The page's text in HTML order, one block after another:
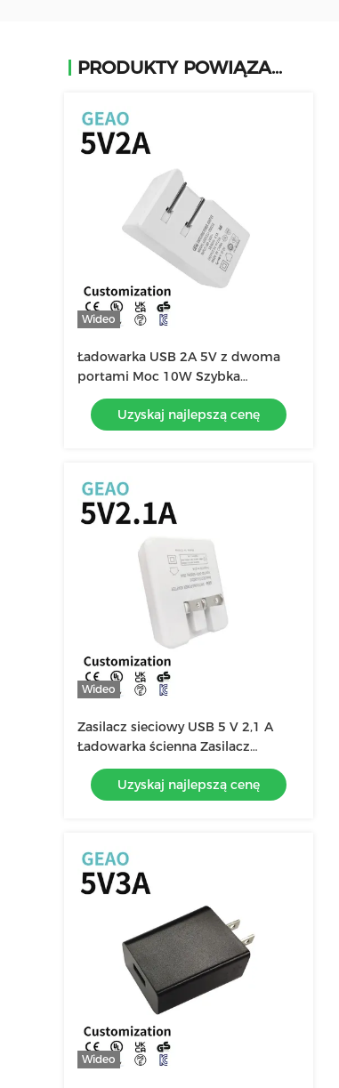
PRODUKTY POWIĄZANE
Wideo
Ładowarka USB 2A 5V z dwoma
portami Moc 10W Szybka
ładowarka ścienna CCC
Uzyskaj najlepszą cenę
Wideo
Zasilacz sieciowy USB 5 V 2,1 A
Ładowarka ścienna Zasilacz
sieciowy USB o mocy 10 W
Uzyskaj najlepszą cenę
Wideo